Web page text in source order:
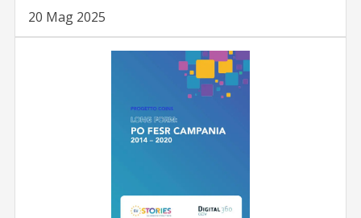
20 Mag 2025